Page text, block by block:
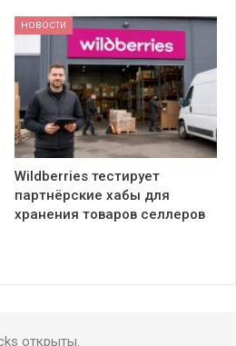
НОВОСТИ
Wildberries тестирует
партнёрские хабы для
хранения товаров селлеров
открыты.